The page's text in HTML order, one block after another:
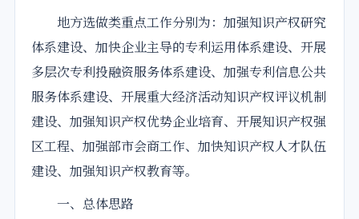
地方选做类重点工作分别为：加强知识产权研究
体系建设、加快企业主导的专利运用体系建设、开展
多层次专利投融资服务体系建设、加强专利信息公共
服务体系建设、开展重大经济活动知识产权评议机制
建设、加强知识产权优势企业培育、开展知识产权强
区工程、加强部市会商工作、加快知识产权人才队伍
建设、加强知识产权教育等。
一、总体思路